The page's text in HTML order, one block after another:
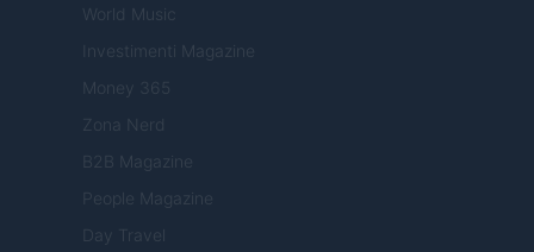
World Music
Investimenti Magazine
Money 365
Zona Nerd
B2B Magazine
People Magazine
Day Travel